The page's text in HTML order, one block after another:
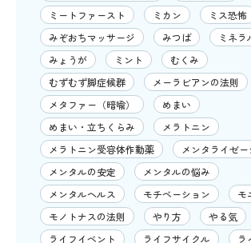
ミートファースト
ミカン
ミス恐怖
みぞおちマッサージ
みつば
ミネラ
みょうが
ミント
むくみ
むずむず脚症候群
メーラビアンの法則
メタファー（暗喩）
めまい
めまい・立ちくらみ
メラトニン
メラトニン受容体作動薬
メンタライゼ
メンタルの安定
メンタルの悩み
メンタルヘルス
モチベーション
モ
モノトナスの法則
やり方
やる気
ライフイベント
ライフサイクル ラ